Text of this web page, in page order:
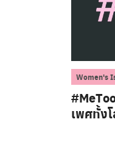
Women's
เพศทั้ง